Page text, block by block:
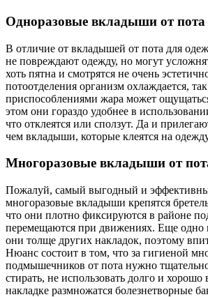
Одноразовые вкладыши от
В отличие от вкладышей от пота для
не повреждают одежду, но могут
хоть пятна и смотрятся не очень
потоотделения организм охлаждается,
приспособлениями жара может
этом они гораздо удобнее в
что отклеятся или сползут. Да и
чем вкладыши, которые клеятся на
Многоразовые вкладыши от
Пожалуй, самый выгодный и
многоразовые вкладыши крепятся
что они плотно фиксируются в районе
перемещаются при движениях. Еще
они толще других накладок, поэтому
Нюанс состоит в том, что за гигиеной
подмышечников от пота нужно
стирать, не использовать долго и
накладке размножатся болезнетворные